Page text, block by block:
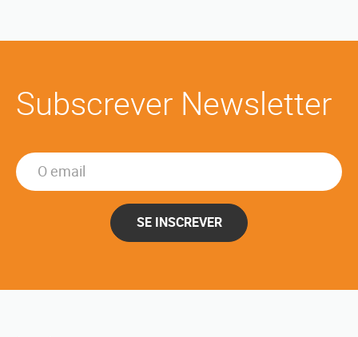
Subscrever Newsletter
SE INSCREVER